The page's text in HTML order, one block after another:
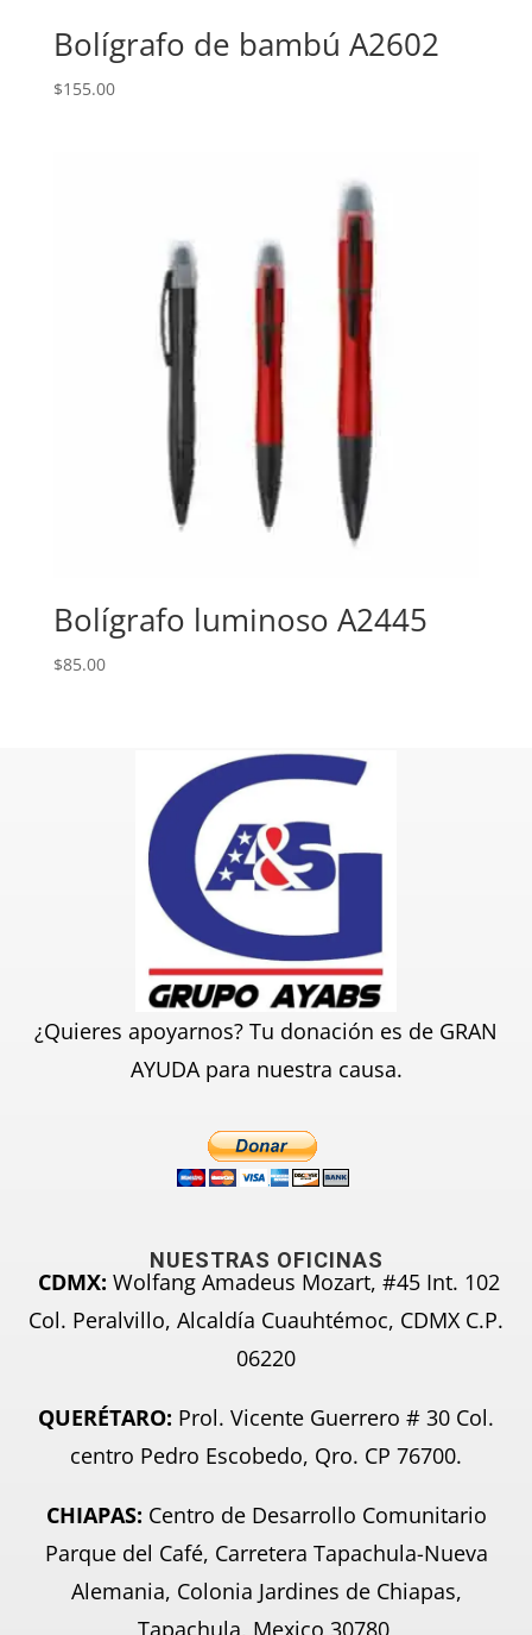
Bolígrafo de bambú A2602
$155.00
Bolígrafo luminoso A2445
$85.00
¿Quieres apoyarnos? Tu donación es de GRAN
AYUDA para nuestra causa.
NUESTRAS OFICINAS
CDMX: Wolfang Amadeus Mozart, #45 Int. 102
Col. Peralvillo, Alcaldía Cuauhtémoc, CDMX C.P.
06220
QUERÉTARO: Prol. Vicente Guerrero # 30 Col.
centro Pedro Escobedo, Qro. CP 76700.
CHIAPAS: Centro de Desarrollo Comunitario
Parque del Café, Carretera Tapachula-Nueva
Alemania, Colonia Jardines de Chiapas,
Tapachula, Mexico 30780